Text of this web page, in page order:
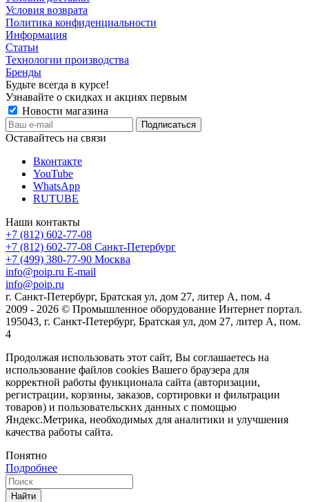
Условия возврата
Политика конфиденциальности
Информация
Статьи
Технологии производства
Бренды
Будьте всегда в курсе!
Узнавайте о скидках и акциях первым
Новости магазина
Оставайтесь на связи
Вконтакте
YouTube
WhatsApp
RUTUBE
Наши контакты
+7 (812) 602-77-08
+7 (812) 602-77-08 Санкт-Петербург
+7 (499) 380-77-90 Москва
info@poip.ru E-mail
info@poip.ru
г. Санкт-Петербург, Братская ул, дом 27, литер А, пом. 4
2009 - 2026 © Промышленное оборудование Интернет портал.
195043, г. Санкт-Петербург, Братская ул, дом 27, литер А, пом.
4
Продолжая использовать этот сайт, Вы соглашаетесь на
использование файлов cookies Вашего браузера для
корректной работы функционала сайта (авторизации,
регистрации, корзины, заказов, сортировки и фильтрации
товаров) и пользовательских данных с помощью
Яндекс.Метрика, необходимых для аналитики и улучшения
качества работы сайта.
Понятно
Подробнее
Найти